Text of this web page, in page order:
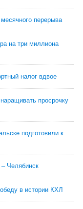
перерыва
на три миллиона
налог вдвое
просрочку
подготовили к
Челябинск
в истории КХЛ